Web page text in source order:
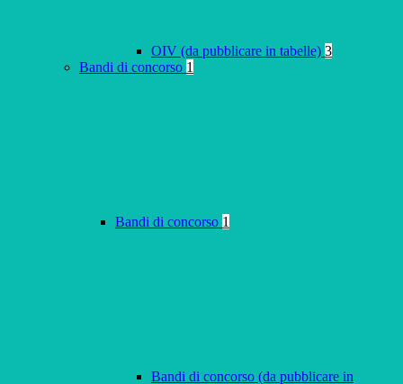
OIV (da pubblicare in tabelle) 3
Bandi di concorso 1
Bandi di concorso 1
Bandi di concorso (da pubblicare in